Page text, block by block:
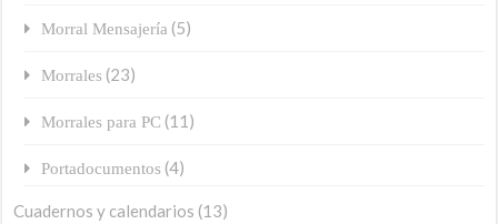
Morral Mensajería (5)
Morrales (23)
Morrales para PC (11)
Portadocumentos (4)
Cuadernos y calendarios (13)